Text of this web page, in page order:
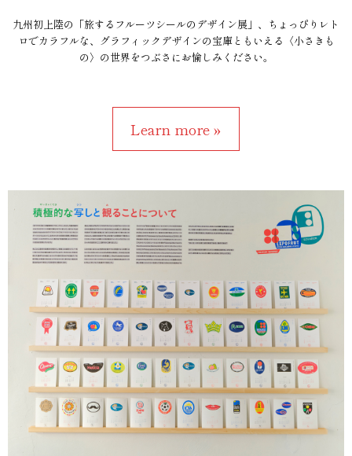
九州初上陸の「旅するフルーツシールのデザイン展」、ちょっぴりレト
ロでカラフルな、グラフィックデザインの宝庫ともいえる〈小さきも
の〉の世界をつぶさにお愉しみください。
Learn more »